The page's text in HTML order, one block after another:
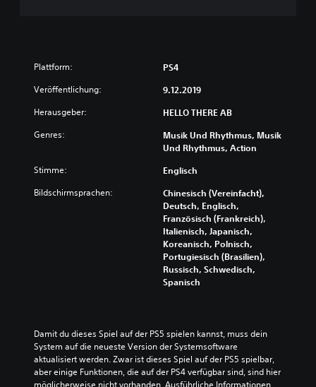
Plattform: PS4
Veröffentlichung: 9.12.2019
Herausgeber: HELLO THERE AB
Genres:
Musik Und Rhythmus, Musik
Und Rhythmus, Action
Stimme: Englisch
Bildschirmsprachen:
Chinesisch (Vereinfacht),
Deutsch, Englisch,
Französisch (Frankreich),
Italienisch, Japanisch,
Koreanisch, Polnisch,
Portugiesisch (Brasilien),
Russisch, Schwedisch,
Spanisch
Damit du dieses Spiel auf der PS5 spielen kannst, muss dein
System auf die neueste Version der Systemsoftware
aktualisiert werden. Zwar ist dieses Spiel auf der PS5 spielbar,
aber einige Funktionen, die auf der PS4 verfügbar sind, sind hier
möglicherweise nicht vorhanden. Ausführliche Informationen